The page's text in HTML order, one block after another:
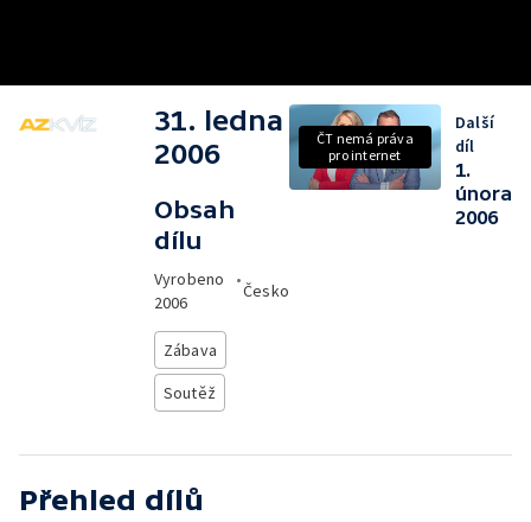
31. ledna
2006
Obsah
dílu
Vyrobeno
2006
•
Česko
Zábava
Soutěž
ČT nemá práva
pro internet
Další
díl
1.
února
2006
Přehled dílů